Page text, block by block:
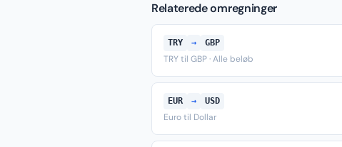
Relaterede omregninger
TRY → GBP
TRY til GBP · Alle beløb
EUR → USD
Euro til Dollar